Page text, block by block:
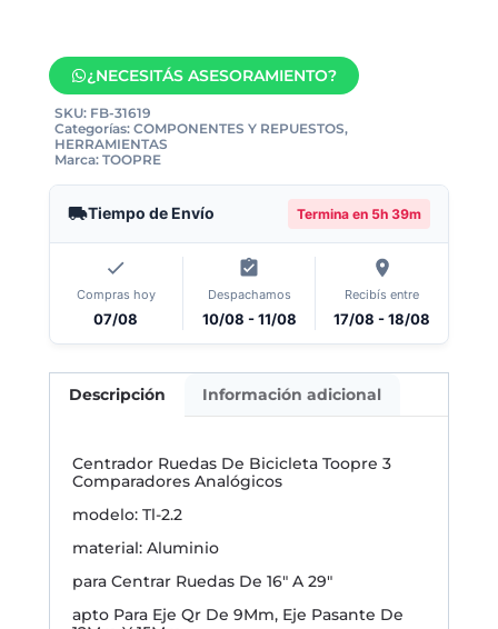
¿NECESITÁS ASESORAMIENTO?
SKU: FB-31619
Categorías: COMPONENTES Y REPUESTOS,
HERRAMIENTAS
Marca: TOOPRE
Tiempo de Envío Termina en 5h 39m
Compras hoy
07/08
Despachamos
10/08 - 11/08
Recibís entre
17/08 - 18/08
Descripción Información adicional
Centrador Ruedas De Bicicleta Toopre 3
Comparadores Analógicos
modelo: Tl-2.2
material: Aluminio
para Centrar Ruedas De 16″ A 29″
apto Para Eje Qr De 9Mm, Eje Pasante De